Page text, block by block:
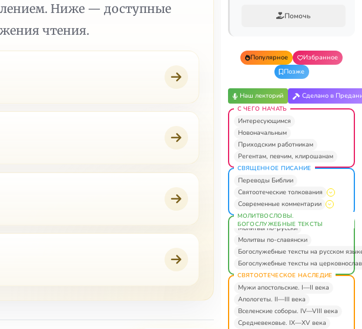
Ниже — доступные
чтения.
Помочь
Популярное
Избранное
Позже
Наш лекторий Сделано в
С ЧЕГО НАЧАТЬ
Интересующимся
Новоначальным
Приходским работникам
Регентам, певчим, клирошанам
СВЯЩЕННОЕ ПИСАНИЕ
Переводы Библии
Святоотеческие толкования
Современные комментарии
МОЛИТВОСЛОВЫ.
БОГОСЛУЖЕБНЫЕ ТЕКСТЫ
Молитвы по-русски
Молитвы по-славянски
Богослужебные тексты на русском
Богослужебные тексты на
СВЯТООТЕЧЕСКОЕ НАСЛЕДИЕ
Мужи апостольские. I—II века
Апологеты. II—III века
Вселенские соборы. IV—VIII века
Средневековье. IX—XV века